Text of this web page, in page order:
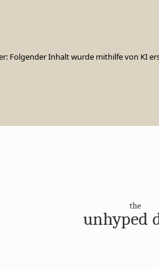
Folgender Inhalt wurde mithilfe von KI
the
unhyped